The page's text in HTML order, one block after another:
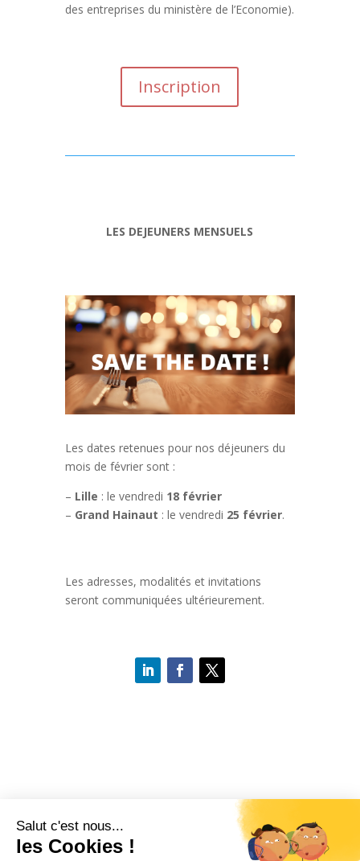
des entreprises du ministère de l’Economie).
Inscription
LES DEJEUNERS MENSUELS
Les dates retenues pour nos déjeuners du
mois de février sont :
– Lille : le vendredi 18 février
– Grand Hainaut : le vendredi 25 février.
Les adresses, modalités et invitations
seront communiquées ultérieurement.